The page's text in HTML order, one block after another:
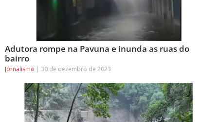
Adutora rompe na Pavuna e inunda as ruas do
bairro
Jornalismo 30 de dezembro de 2023